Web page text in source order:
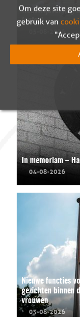
Wedstrijdverslag
(oefen)
05-08-2026
In memoriam –
04-08-2026
Nieuwe functies
gezichten binnen
vrouwen
03-08-2026
Om deze site
gebruik van